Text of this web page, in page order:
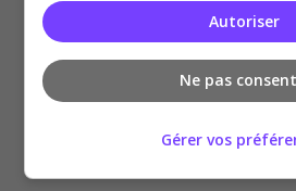
Autoriser
Ne pas
Gérer vos